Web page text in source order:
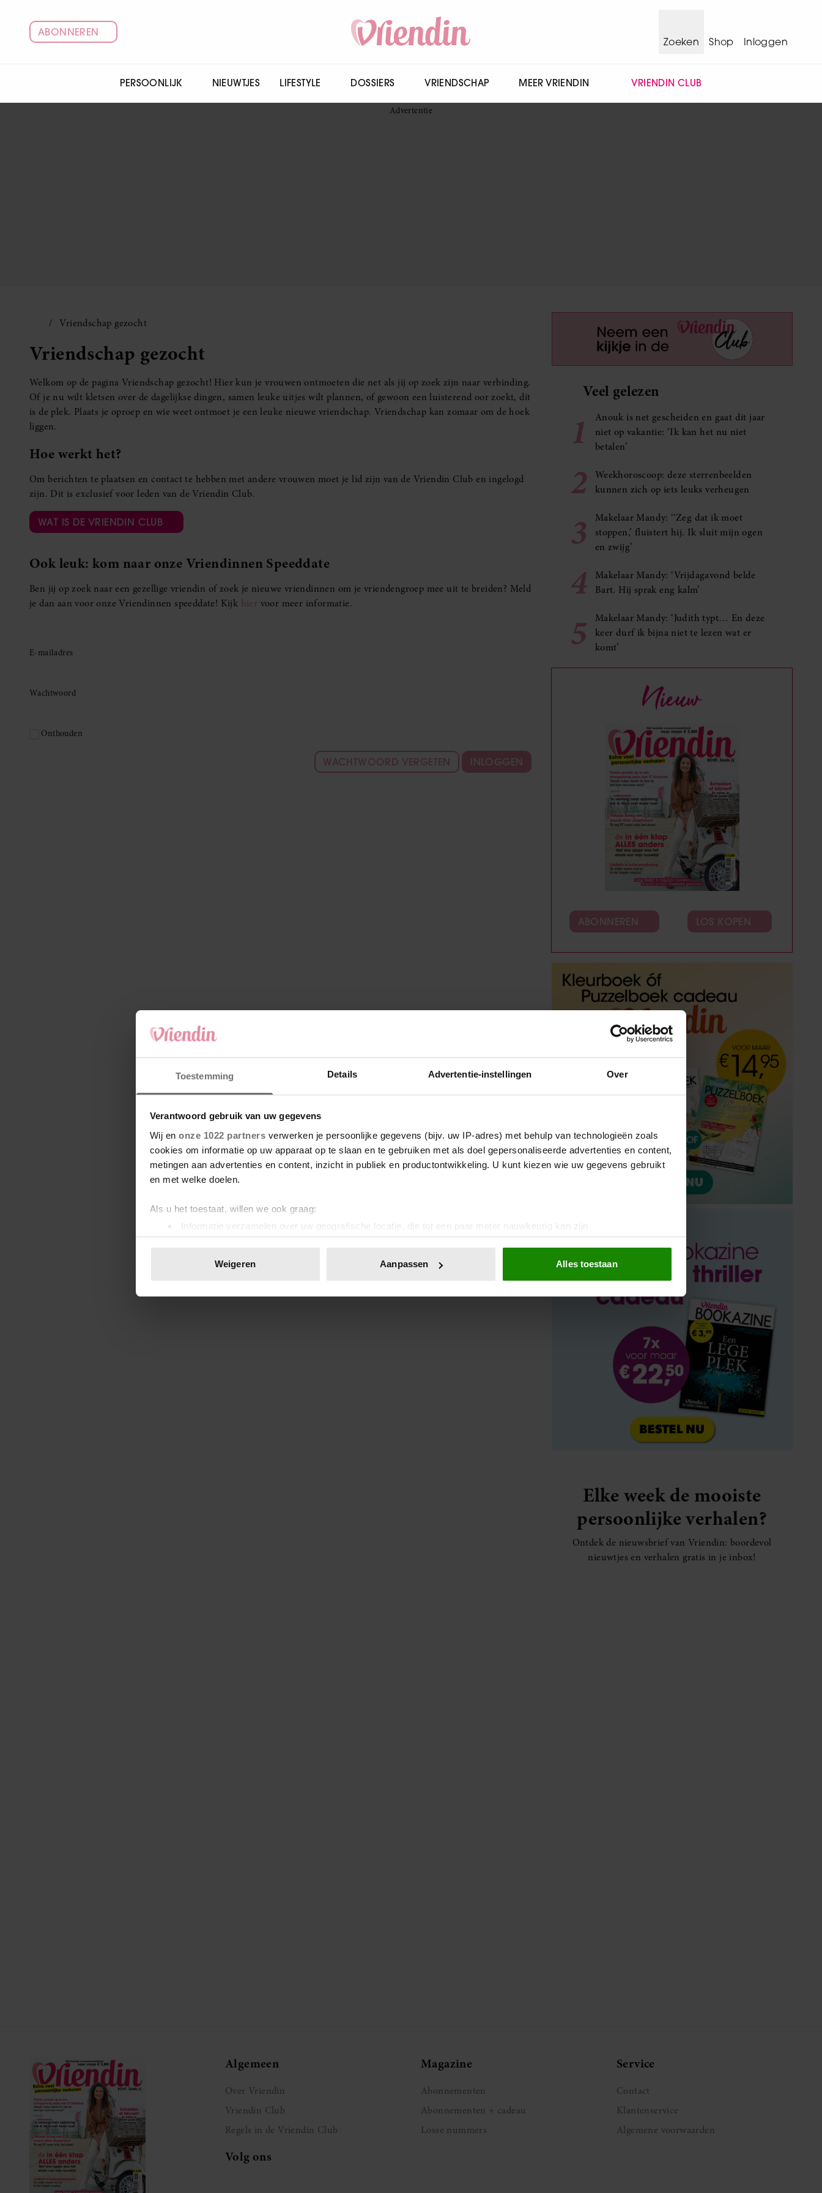
Toestemming Details Advertentie-instellingen Over
Verantwoord gebruik van uw gegevens
Wij en onze 1022 partners verwerken je persoonlijke gegevens (bijv. uw IP-adres) met behulp van technologieën zoals
cookies om informatie op uw apparaat op te slaan en te gebruiken met als doel gepersonaliseerde advertenties en content,
metingen aan advertenties en content, inzicht in publiek en productontwikkeling. U kunt kiezen wie uw gegevens gebruikt
en met welke doelen.
Als u het toestaat, willen we ook graag:
Informatie verzamelen over uw geografische locatie, die tot een paar meter nauwkeurig kan zijn
Uw apparaat identificeren door het actief te scannen op specifieke eigenschappen (fingerprinting)
toestemming op elk moment wijzigen of intrekken in de Cookieverklaring.
We gebruiken cookies om content en advertenties te personaliseren, om functies voor social media te bieden en om ons
media, adverteren en analyse. Deze partners kunnen deze gegevens combineren met andere informatie die u aan ze heeft
verstrekt of die ze hebben verzameld op basis van uw gebruik van hun services. U gaat akkoord met onze cookies als u
Weigeren Aanpassen Alles toestaan
ABONNEREN
Zoeken
Shop Inloggen
PERSOONLIJK NIEUWTJES LIFESTYLE DOSSIERS VRIENDSCHAP MEER VRIENDIN VRIENDIN CLUB
Vriendschap gezocht
Vriendschap gezocht
Welkom op de pagina Vriendschap gezocht! Hier kun je vrouwen ontmoeten die net als jij op zoek zijn naar verbinding.
Of je nu wilt kletsen over de dagelijkse dingen, samen leuke uitjes wilt plannen, of gewoon een luisterend oor zoekt, dit
is de plek. Plaats je oproep en wie weet ontmoet je een leuke nieuwe vriendschap. Vriendschap kan zomaar om de hoek
liggen.
Hoe werkt het?
Om berichten te plaatsen en contact te hebben met andere vrouwen moet je lid zijn van de Vriendin Club en ingelogd
zijn. Dit is exclusief voor leden van de Vriendin Club.
WAT IS DE VRIENDIN CLUB
Ook leuk: kom naar onze Vriendinnen Speeddate
Ben jij op zoek naar een gezellige vriendin of zoek je nieuwe vriendinnen om je vriendengroep mee uit te breiden? Meld
je dan aan voor onze Vriendinnen speeddate! Kijk hier voor meer informatie.
E-mailadres
Wachtwoord
Onthouden
WACHTWOORD VERGETEN INLOGGEN
Veel gelezen
1
Anouk is net gescheiden en gaat dit jaar
niet op vakantie: ‘Ik kan het nu niet
betalen’
2
Weekhoroscoop: deze sterrenbeelden
kunnen zich op iets leuks verheugen
3
Makelaar Mandy: ‘‘Zeg dat ik moet
stoppen,’ fluistert hij. Ik sluit mijn ogen
en zwijg’
4
Makelaar Mandy: ‘Vrijdagavond belde
Bart. Hij sprak eng kalm’
5
Makelaar Mandy: ‘Judith typt… En deze
keer durf ik bijna niet te lezen wat er
komt’
Nieuw
ABONNEREN LOS KOPEN
Elke week de mooiste
persoonlijke verhalen?
Ontdek de nieuwsbrief van Vriendin: boordevol
nieuwtjes en verhalen gratis in je inbox!
Algemeen
Over Vriendin
Vriendin Club
Regels in de Vriendin Club
Volg ons
Magazine
Abonnementen
Abonnementen + cadeau
Losse nummers
Service
Contact
Klantenservice
Algemene voorwaarden